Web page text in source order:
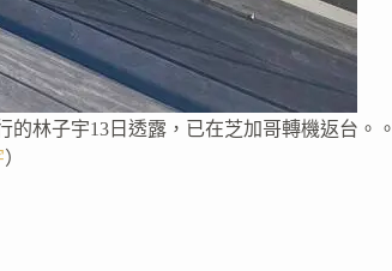
的林子宇13日透露，已在芝加哥轉機返台。。
）